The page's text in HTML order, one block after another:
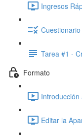
Ingresos
Tarea #1 -
Formato
Editar la